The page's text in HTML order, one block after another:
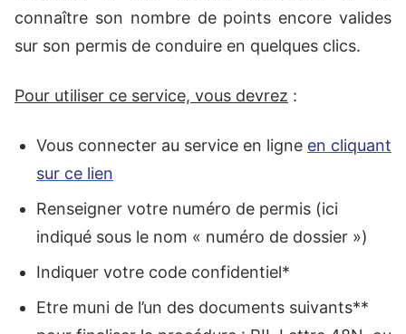
connaître son nombre de points encore valides
sur son permis de conduire en quelques clics.
Pour utiliser ce service, vous devrez :
Vous connecter au service en ligne en cliquant
sur ce lien
Renseigner votre numéro de permis (ici
indiqué sous le nom « numéro de dossier »)
Indiquer votre code confidentiel*
Etre muni de l’un des documents suivants**